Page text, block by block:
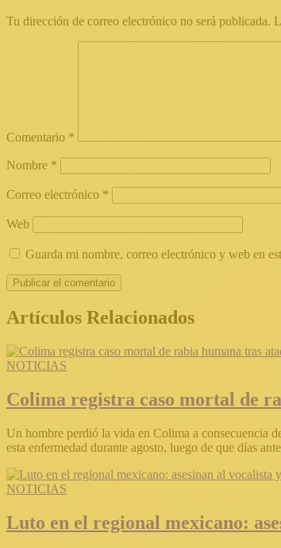
Tu dirección de correo electrónico no será publicada.
Comentario *
Nombre *
Correo electrónico *
Web
Guarda mi nombre, correo electrónico y web en
Artículos Relacionados
NOTICIAS
Colima registra caso mortal de
Un hombre perdió la vida en Colima a consecuencia
esta enfermedad durante agosto, luego de que días
NOTICIAS
Luto en el regional mexicano: